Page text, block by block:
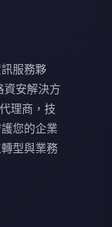
服務夥
安解決方
理商，技
您的企業
型與業務